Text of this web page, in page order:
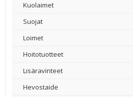
Kuolaimet
Suojat
Loimet
Hoitotuotteet
Lisäravinteet
Hevostaide